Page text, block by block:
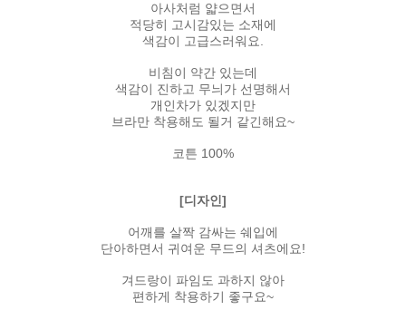
아사처럼 얇으면서
적당히 고시감있는 소재에
색감이 고급스러워요.
비침이 약간 있는데
색감이 진하고 무늬가 선명해서
개인차가 있겠지만
브라만 착용해도 될거 같긴해요~
코튼 100%
[디자인]
어깨를 살짝 감싸는 쉐입에
단아하면서 귀여운 무드의 셔츠에요!
겨드랑이 파임도 과하지 않아
편하게 착용하기 좋구요~